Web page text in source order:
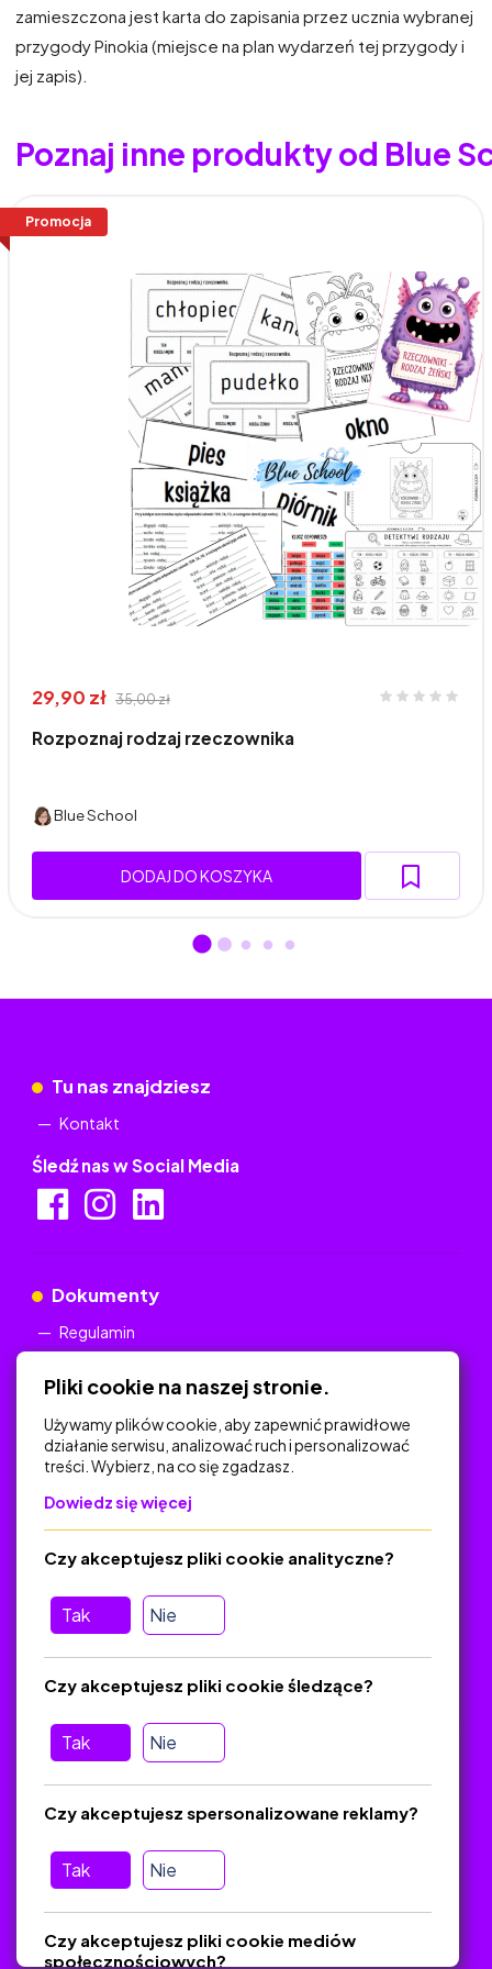
zamieszczona jest karta do zapisania przez ucznia wybranej
przygody Pinokia (miejsce na plan wydarzeń tej przygody i
jej zapis).
Poznaj inne produkty od Blue
Promocja
29,90 zł 35,00 zł
Rozpoznaj rodzaj rzeczownika
Blue School
DODAJ DO KOSZYKA
Tu nas znajdziesz
Kontakt
Śledź nas w Social Media
Dokumenty
Regulamin
Na skróty
Polityka Prywatności
O platformie
Baza materiałów dydaktycznych
Jak zostać autorem
wiadomość nie trafiła do folderu SPAM)
Materiały chronione Prawem Autorskim.
Pliki cookie na naszej stronie.
Używamy plików cookie, aby zapewnić prawidłowe
działanie serwisu, analizować ruch i personalizować
treści. Wybierz, na co się zgadzasz.
Dowiedz się więcej
Tak Nie
Czy akceptujesz pliki cookie analityczne?
Tak Nie
Czy akceptujesz pliki cookie śledzące?
Tak Nie
Czy akceptujesz spersonalizowane reklamy?
Czy akceptujesz pliki cookie mediów
społecznościowych?